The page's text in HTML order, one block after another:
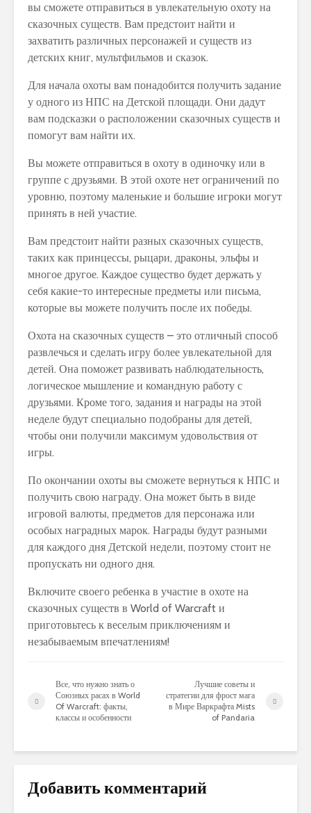
вы сможете отправиться в увлекательную охоту на
сказочных существ. Вам предстоит найти и
захватить различных персонажей и существ из
детских книг, мультфильмов и сказок.
Для начала охоты вам понадобится получить задание
у одного из НПС на Детской площади. Они дадут
вам подсказки о расположении сказочных существ и
помогут вам найти их.
Вы можете отправиться в охоту в одиночку или в
группе с друзьями. В этой охоте нет ограничений по
уровню, поэтому маленькие и большие игроки могут
принять в ней участие.
Вам предстоит найти разных сказочных существ,
таких как принцессы, рыцари, драконы, эльфы и
многое другое. Каждое существо будет держать у
себя какие-то интересные предметы или письма,
которые вы можете получить после их победы.
Охота на сказочных существ – это отличный способ
развлечься и сделать игру более увлекательной для
детей. Она поможет развивать наблюдательность,
логическое мышление и командную работу с
друзьями. Кроме того, задания и награды на этой
неделе будут специально подобраны для детей,
чтобы они получили максимум удовольствия от
игры.
По окончании охоты вы сможете вернуться к НПС и
получить свою награду. Она может быть в виде
игровой валюты, предметов для персонажа или
особых наградных марок. Награды будут разными
для каждого дня Детской недели, поэтому стоит не
пропускать ни одного дня.
Включите своего ребенка в участие в охоте на
сказочных существ в World of Warcraft и
приготовьтесь к веселым приключениям и
незабываемым впечатлениям!
Все, что нужно знать о
Союзных расах в World
Of Warcraft: факты,
классы и особенности
Лучшие советы и
стратегии для фрост мага
в Мире Варкрафта Mists
of Pandaria
Добавить комментарий